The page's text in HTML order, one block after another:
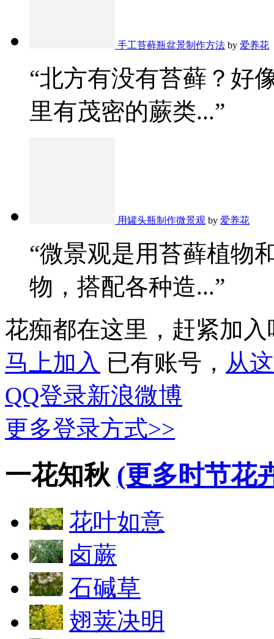
手工苔藓瓶盆景制作方法 by 爱养花
“北方有没有苔藓？好
里有茂密的蕨类...”
用罐头瓶制作微景观 by 爱养花
“微景观是用苔藓植物
物，搭配各种造...”
花痴都在这里，赶紧加入
马上加入 已有账号， 从
QQ登录新浪微博
更多登录方式>>
一花知秋 (更多时节花
花叶如意
卤蕨
石碱草
翅荚决明